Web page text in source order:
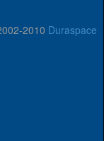
2010 Duraspace